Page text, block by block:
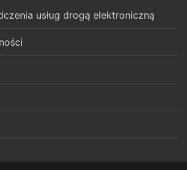
usług drogą elektroniczną